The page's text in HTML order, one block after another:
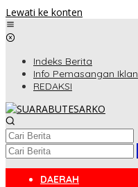
Lewati ke konten
Indeks Berita
Info Pemasangan Iklan
REDAKSI
DAERAH